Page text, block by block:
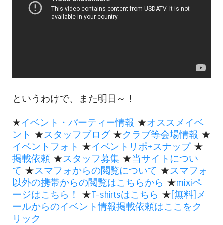
というわけで、また明日～！
★イベント・パーティー情報 ★オススメイベ
ント ★スタッフブログ ★クラブ等会場情報 ★
イベントフォト ★イベントリポ+スナップ★
掲載依頼 ★スタッフ募集 ★当サイトについ
て ★スマフォからの閲覧について ★スマフォ
以外の携帯からの閲覧はこちらから ★mixiペ
ージはこちら！
★T-shirtsはこちら ★[無料]メ
ールからのイベント情報掲載依頼はここをク
リック